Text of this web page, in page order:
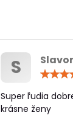
S
Super ľudia
krásne ženy